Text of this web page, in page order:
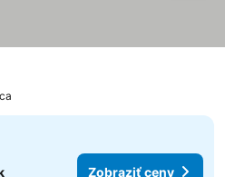
Zobraziť ceny